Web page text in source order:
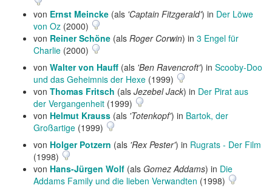
von Ernst Meincke (als 'Captain Fitzgerald') in Der Löwe
von Oz (2000)
von Reiner Schöne (als Roger Corwin) in 3 Engel für
Charlie (2000)
von Walter von Hauff (als 'Ben Ravencroft') in Scooby-Doo
und das Geheimnis der Hexe (1999)
von Thomas Fritsch (als Jezebel Jack) in Der Pirat aus
der Vergangenheit (1999)
von Helmut Krauss (als 'Totenkopf') in Bartok, der
Großartige (1999)
von Holger Potzern (als 'Rex Pester') in Rugrats - Der Film
(1998)
von Hans-Jürgen Wolf (als Gomez Addams) in Die
Addams Family und die lieben Verwandten (1998)